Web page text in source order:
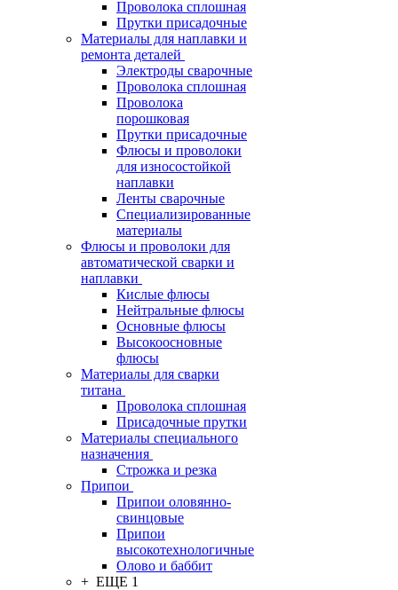
Проволока сплошная
Прутки присадочные
Материалы для наплавки и
ремонта деталей
Электроды сварочные
Проволока сплошная
Проволока
порошковая
Прутки присадочные
Флюсы и проволоки
для износостойкой
наплавки
Ленты сварочные
Специализированные
материалы
Флюсы и проволоки для
автоматической сварки и
наплавки
Кислые флюсы
Нейтральные флюсы
Основные флюсы
Высокоосновные
флюсы
Материалы для сварки
титана
Проволока сплошная
Присадочные прутки
Материалы специального
назначения
Строжка и резка
Припои
Припои оловянно-
свинцовые
Припои
высокотехнологичные
Олово и баббит
+ ЕЩЕ 1